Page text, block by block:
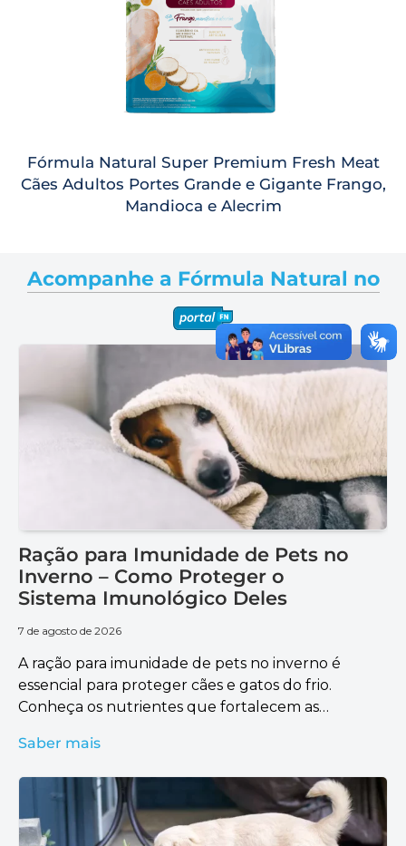
Fórmula Natural Super Premium Fresh Meat
Cães Adultos Portes Grande e Gigante Frango,
Mandioca e Alecrim
Acompanhe a Fórmula Natural no
Ração para Imunidade de Pets no
Inverno – Como Proteger o
Sistema Imunológico Deles
7 de agosto de 2026
A ração para imunidade de pets no inverno é
essencial para proteger cães e gatos do frio.
Conheça os nutrientes que fortalecem as
Saber mais